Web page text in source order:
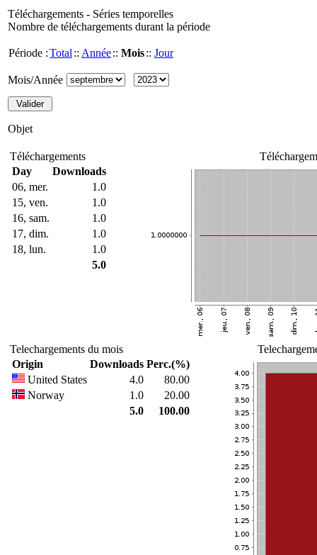
Téléchargements - Séries temporelles
Nombre de téléchargements durant la période
Période :Total :: Année:: Mois:: Jour
Mois/Année
Objet
Téléchargements
Day
Downloads
06, mer.
1.0
15, ven.
1.0
16, sam.
1.0
17, dim.
1.0
18, lun.
1.0
5.0
Telechargements du mois
Origin
Downloads Perc.(%)
United States
4.0
80.00
Norway
1.0
20.00
5.0
100.00